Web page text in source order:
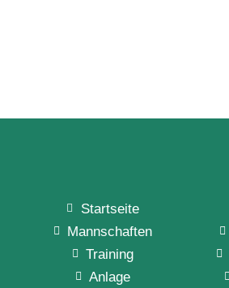
Startseite
Mannschaften
Training
Anlage